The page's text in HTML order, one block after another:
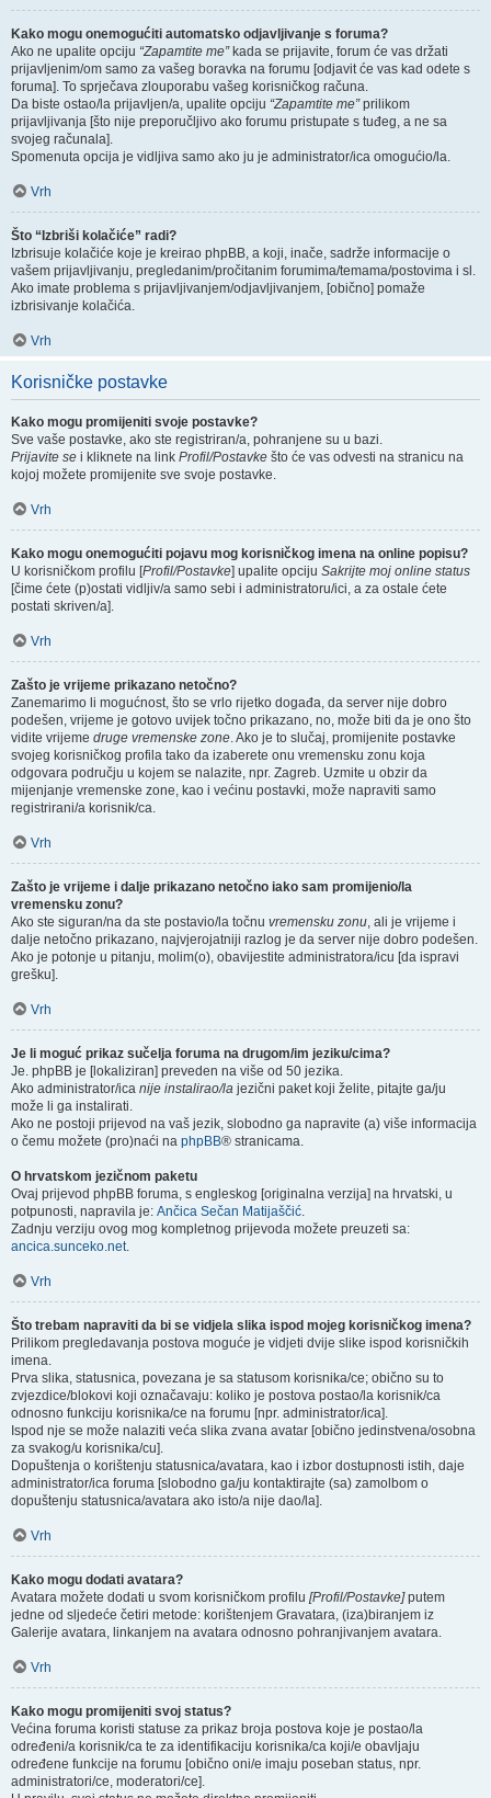
Kako mogu onemogućiti automatsko odjavljivanje s foruma?
Ako ne upalite opciju “Zapamtite me”kada se prijavite, forum će vas držati
prijavljenim/om samo za vašeg boravka na forumu [odjavit će vas kad odete s
foruma]. To sprječava zlouporabu vašeg korisničkog računa.
Da biste ostao/la prijavljen/a, upalite opciju “Zapamtite me”prilikom
prijavljivanja [što nije preporučljivo ako forumu pristupate s tuđeg, a ne sa
svojeg računala].
Spomenuta opcija je vidljiva samo ako ju je administrator/ica omogućio/la.
Vrh
Što “Izbriši kolačiće” radi?
Izbrisuje kolačiće koje je kreirao phpBB, a koji, inače, sadrže informacije o
vašem prijavljivanju, pregledanim/pročitanim forumima/temama/postovima i sl.
Ako imate problema s prijavljivanjem/odjavljivanjem, [obično] pomaže
izbrisivanje kolačića.
Vrh
Korisničke postavke
Kako mogu promijeniti svoje postavke?
Sve vaše postavke, ako ste registriran/a, pohranjene su u bazi.
Prijavite se i kliknete na link Profil/Postavke što će vas odvesti na stranicu na
kojoj možete promijenite sve svoje postavke.
Vrh
Kako mogu onemogućiti pojavu mog korisničkog imena na online popisu?
U korisničkom profilu [Profil/Postavke] upalite opciju Sakrijte moj online status
[čime ćete (p)ostati vidljiv/a samo sebi i administratoru/ici, a za ostale ćete
postati skriven/a].
Vrh
Zašto je vrijeme prikazano netočno?
Zanemarimo li mogućnost, što se vrlo rijetko događa, da server nije dobro
podešen, vrijeme je gotovo uvijek točno prikazano, no, može biti da je ono što
vidite vrijeme druge vremenske zone. Ako je to slučaj, promijenite postavke
svojeg korisničkog profila tako da izaberete onu vremensku zonu koja
odgovara području u kojem se nalazite, npr. Zagreb. Uzmite u obzir da
mijenjanje vremenske zone, kao i većinu postavki, može napraviti samo
registrirani/a korisnik/ca.
Vrh
Zašto je vrijeme i dalje prikazano netočno iako sam promijenio/la
vremensku zonu?
Ako ste siguran/na da ste postavio/la točnu vremensku zonu, ali je vrijeme i
dalje netočno prikazano, najvjerojatniji razlog je da server nije dobro podešen.
Ako je potonje u pitanju, molim(o), obavijestite administratora/icu [da ispravi
grešku].
Vrh
Je li moguć prikaz sučelja foruma na drugom/im jeziku/cima?
Je. phpBB je [lokaliziran] preveden na više od 50 jezika.
Ako administrator/ica nije instalirao/la jezični paket koji želite, pitajte ga/ju
može li ga instalirati.
Ako ne postoji prijevod na vaš jezik, slobodno ga napravite (a) više informacija
o čemu možete (pro)naći na phpBB® stranicama.
O hrvatskom jezičnom paketu
Ovaj prijevod phpBB foruma, s engleskog [originalna verzija] na hrvatski, u
potpunosti, napravila je: Ančica Sečan Matijaščić.
Zadnju verziju ovog mog kompletnog prijevoda možete preuzeti sa:
ancica.sunceko.net.
Vrh
Što trebam napraviti da bi se vidjela slika ispod mojeg korisničkog imena?
Prilikom pregledavanja postova moguće je vidjeti dvije slike ispod korisničkih
imena.
Prva slika, statusnica, povezana je sa statusom korisnika/ce; obično su to
zvjezdice/blokovi koji označavaju: koliko je postova postao/la korisnik/ca
odnosno funkciju korisnika/ce na forumu [npr. administrator/ica].
Ispod nje se može nalaziti veća slika zvana avatar [obično jedinstvena/osobna
za svakog/u korisnika/cu].
Dopuštenja o korištenju statusnica/avatara, kao i izbor dostupnosti istih, daje
administrator/ica foruma [slobodno ga/ju kontaktirajte (sa) zamolbom o
dopuštenju statusnica/avatara ako isto/a nije dao/la].
Vrh
Kako mogu dodati avatara?
Avatara možete dodati u svom korisničkom profilu [Profil/Postavke]putem
jedne od sljedeće četiri metode: korištenjem Gravatara, (iza)biranjem iz
Galerije avatara, linkanjem na avatara odnosno pohranjivanjem avatara.
Vrh
Kako mogu promijeniti svoj status?
Većina foruma koristi statuse za prikaz broja postova koje je postao/la
određeni/a korisnik/ca te za identifikaciju korisnika/ca koji/e obavljaju
određene funkcije na forumu [obično oni/e imaju poseban status, npr.
administratori/ce, moderatori/ce].